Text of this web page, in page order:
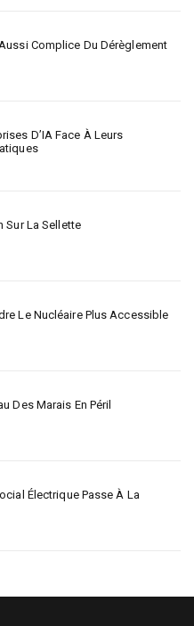
Complice Du Dérèglement
D’IA Face À Leurs
Sur La Sellette
Le Nucléaire Plus Accessible
Des Marais En Péril
Électrique Passe À La